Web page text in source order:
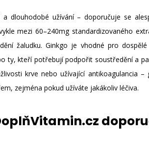
dlouhodobé užívání – doporučuje se
mezi 60–240mg standardizovaného
žaludku. Ginkgo je vhodné pro
ty, kteří potřebují podpořit soustředění a
krve nebo užívající antikoagulancia
zejména pokud užíváte jakákoliv léčiva.